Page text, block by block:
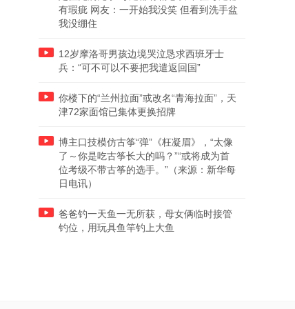
有瑕疵 网友：一开始我没笑 但看到洗手盆
我没绷住
12岁摩洛哥男孩边境哭泣恳求西班牙士
兵：“可不可以不要把我遣返回国”
你楼下的“兰州拉面”或改名“青海拉面”，天
津72家面馆已集体更换招牌
博主口技模仿古筝“弹”《枉凝眉》，“太像
了～你是吃古筝长大的吗？”“或将成为首
位考级不带古筝的选手。”（来源：新华每
日电讯）
爸爸钓一天鱼一无所获，母女俩临时接管
钓位，用玩具鱼竿钓上大鱼